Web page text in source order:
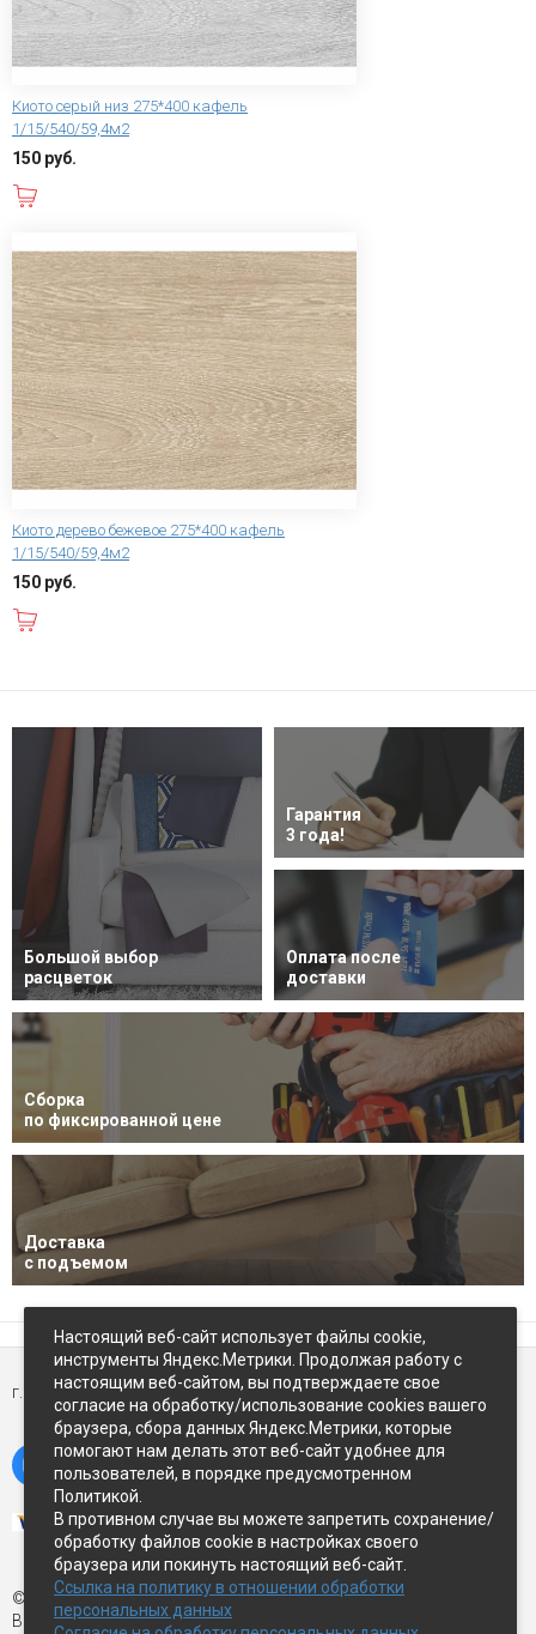
Киото серый низ 275*400 кафель
1/15/540/59,4м2
150 руб.
Киото дерево бежевое 275*400 кафель
1/15/540/59,4м2
150 руб.
Большой выбор
расцветок
Гарантия
3 года!
Оплата после
доставки
Сборка
по фиксированной цене
Доставка
с подъемом
г. Петропавловск-Камчатский,ул Восточное-шоссе, д.5
© Экспострой, 2026 г.
Все права защищены
Настоящий веб-сайт использует файлы cookie,
инструменты Яндекс.Метрики. Продолжая работу с
настоящим веб-сайтом, вы подтверждаете свое
согласие на обработку/использование cookies вашего
браузера, сбора данных Яндекс.Метрики, которые
помогают нам делать этот веб-сайт удобнее для
пользователей, в порядке предусмотренном
Политикой.
В противном случае вы можете запретить сохранение/
обработку файлов cookie в настройках своего
браузера или покинуть настоящий веб-сайт.
Ссылка на политику в отношении обработки
персональных данных